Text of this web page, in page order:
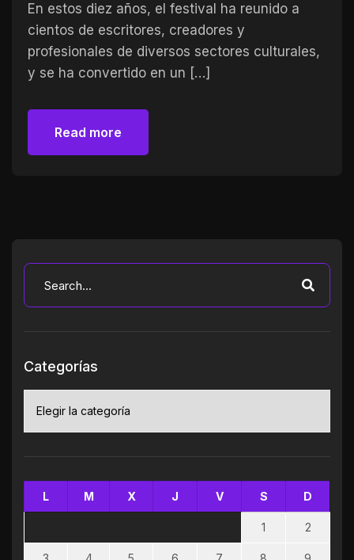
En estos diez años, el festival ha reunido a
cientos de escritores, creadores y
profesionales de diversos sectores culturales,
y se ha convertido en un […]
Read more
Categorías
L M X J V S D
1 2